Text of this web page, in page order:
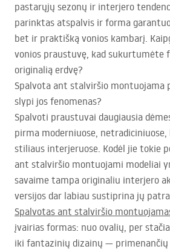
pastarųjų sezonų ir interjero
parinktas atspalvis ir forma
bet ir praktišką vonios kambarį.
vonios praustuvę, kad sukurtumėte
originalią erdvę?
Spalvota ant stalviršio
slypi jos fenomenas?
Spalvoti praustuvai daugiausia
pirma moderniuose,
stiliaus interjeruose. Kodėl jie tokie
ant stalviršio montuojami modeliai
savaime tampa originaliu interjero
versijos dar labiau sustiprina jų
Spalvotas ant stalviršio
įvairias formas: nuo ovalių, per
iki fantazinių dizainų —